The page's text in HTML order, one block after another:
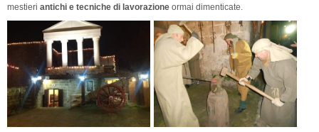
mestieri antichi e tecniche di lavorazione ormai dimenticate.